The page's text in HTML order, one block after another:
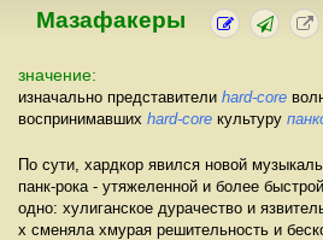
Мазафакеры
значение:
изначально представители hard-core
воспринимавших hard-core культуру
По сути, хардкор явился новой
панк-рока - утяжеленной и более
одно: хулиганское дурачество и
х сменяла хмурая решительность и